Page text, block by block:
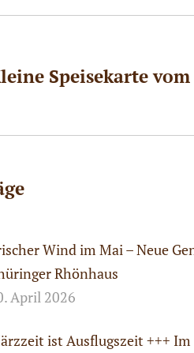
Speisekarte vom
Wind im Mai – Neue
Rhönhaus
April 2026
ist Ausflugszeit +++ Im